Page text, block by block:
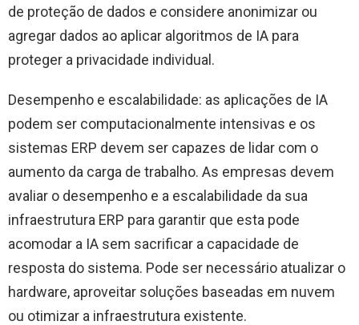
de proteção de dados e considere anonimizar ou
agregar dados ao aplicar algoritmos de IA para
proteger a privacidade individual.
Desempenho e escalabilidade: as aplicações de IA
podem ser computacionalmente intensivas e os
sistemas ERP devem ser capazes de lidar com o
aumento da carga de trabalho. As empresas devem
avaliar o desempenho e a escalabilidade da sua
infraestrutura ERP para garantir que esta pode
acomodar a IA sem sacrificar a capacidade de
resposta do sistema. Pode ser necessário atualizar o
hardware, aproveitar soluções baseadas em nuvem
ou otimizar a infraestrutura existente.